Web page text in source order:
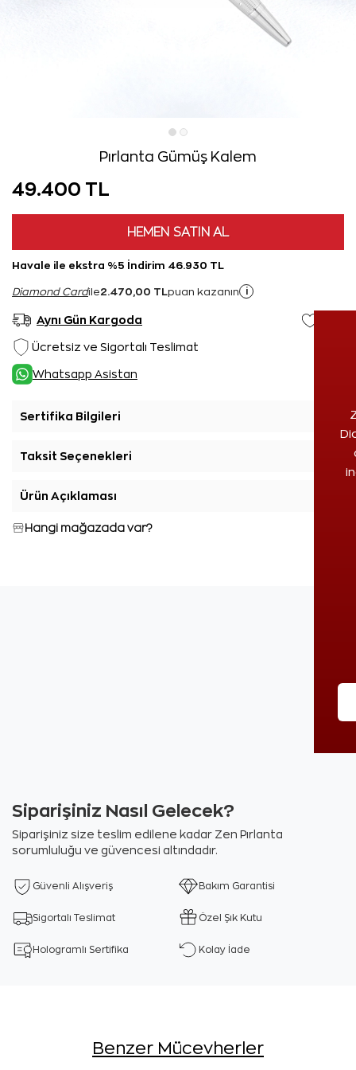
Pırlanta Gümüş Kalem
49.400 TL
HEMEN SATIN AL
Havale ile ekstra %5 İndirim 46.930 TL
Diamond Cardile2.470,00 TL puan kazanın i
Aynı Gün Kargoda
Ücretsiz ve Sigortalı Teslimat
Whatsapp Asistan
Sertifika Bilgileri
Taksit Seçenekleri
Ürün Açıklaması
Hangi mağazada var?
Siparişiniz Nasıl Gelecek?
Siparişiniz size teslim edilene kadar Zen Pırlanta
sorumluluğu ve güvencesi altındadır.
Güvenli Alışveriş Bakım Garantisi
Sigortalı Teslimat Özel Şık Kutu
Hologramlı Sertifika Kolay İade
Benzer Mücevherler